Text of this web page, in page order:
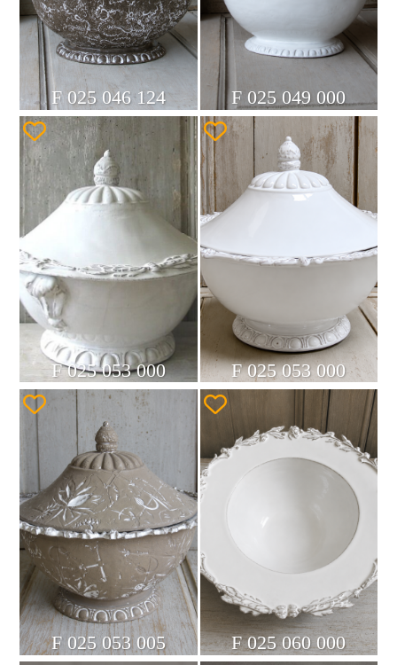
F 025 046 124 F 025 049 000
F 025 053 000 F 025 053 000
F 025 053 005 F 025 060 000